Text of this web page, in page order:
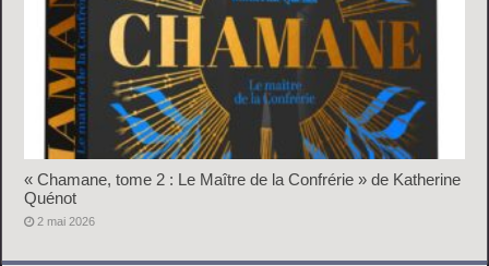
« Chamane, tome 2 : Le Maître de la Confrérie » de Katherine
Quénot
2 mai 2026